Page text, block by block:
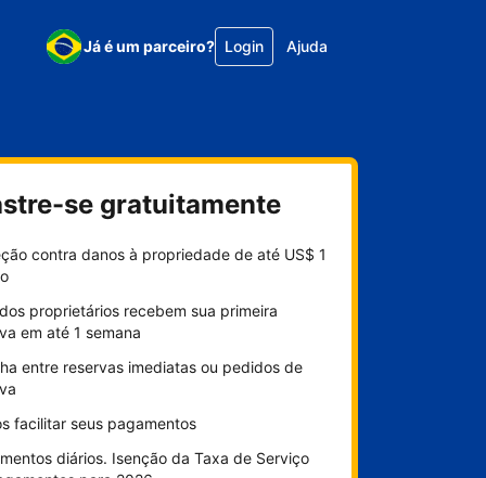
Já é um parceiro? Login Ajuda
se gratuitamente
contra danos à propriedade de até US$ 1
proprietários recebem sua primeira
em até 1 semana
entre reservas imediatas ou pedidos de
facilitar seus pagamentos
diários. Isenção da Taxa de Serviço